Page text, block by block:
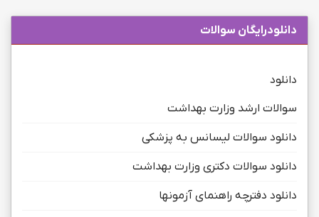
دانلودرایگان سوالات
دانلود
سوالات ارشد وزارت بهداشت
دانلود سوالات لیسانس به پزشکی
دانلود سوالات دکتری وزارت بهداشت
دانلود دفترچه راهنمای آزمونها